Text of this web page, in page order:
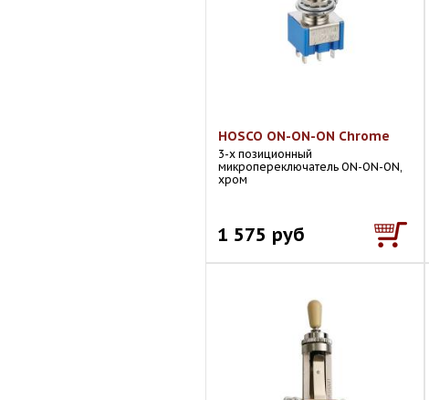
HOSCO ON-ON-ON Chrome
3-х позиционный
микропереключатель ON-ON-ON,
хром
1 575 руб